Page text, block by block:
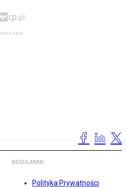
REGULAMIN
Polityka Prywatności